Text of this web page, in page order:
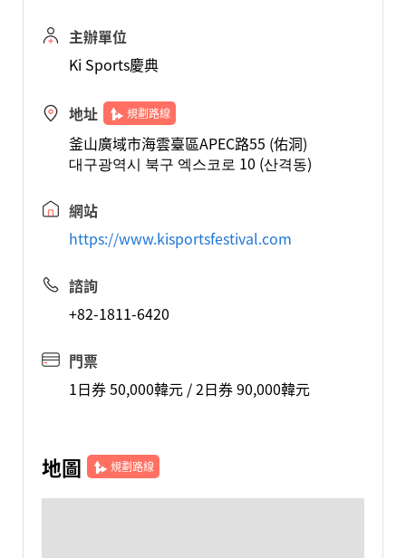
主辦單位
Ki Sports慶典
地址 規劃路線
釜山廣域市海雲臺區APEC路55 (佑洞)
대구광역시 북구 엑스코로 10 (산격동)
網站
https://www.kisportsfestival.com
諮詢
+82-1811-6420
門票
1日券 50,000韓元 / 2日券 90,000韓元
地圖 規劃路線